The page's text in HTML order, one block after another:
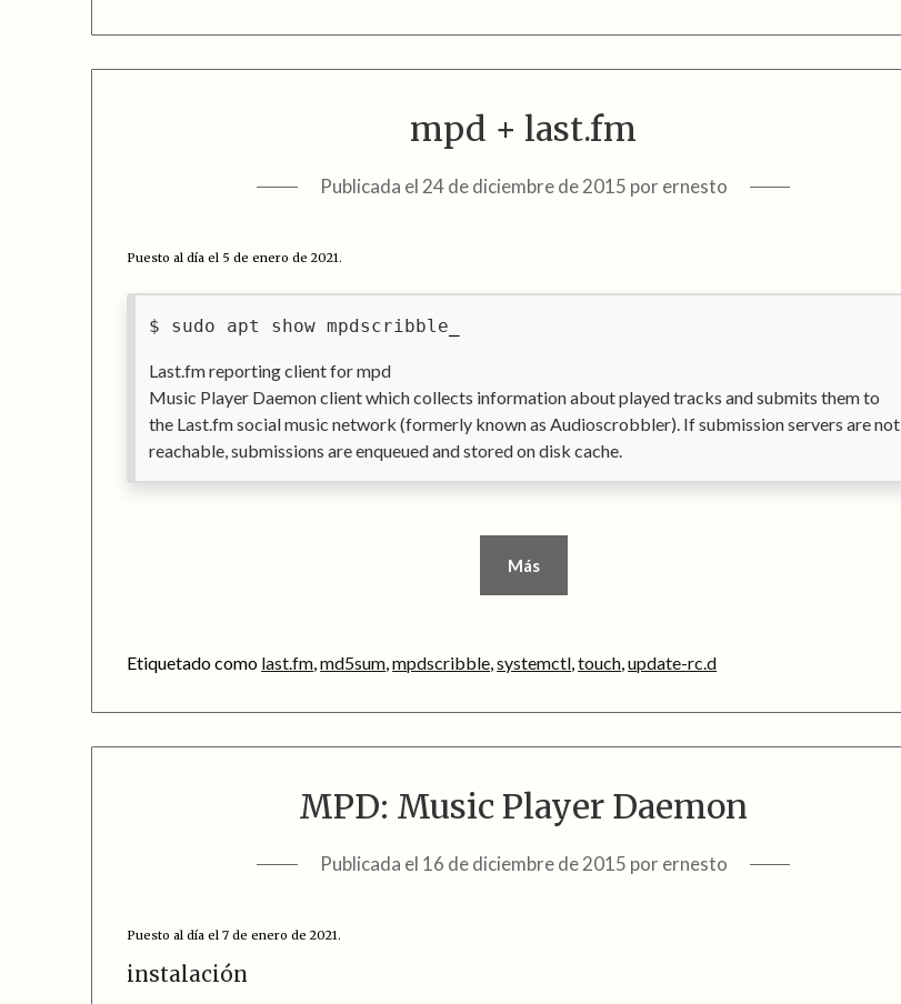
mpd + last.fm
Publicada el24 de diciembre de 2015 porernesto
Puesto al día el 5 de enero de 2021.
sudo apt show mpdscribble
Last.fm reporting client for mpd
Music Player Daemon client which collects information about played tracks and submits them to
the Last.fm social music network (formerly known as Audioscrobbler). If submission servers are not
reachable, submissions are enqueued and stored on disk cache.
Más
Etiquetado como last.fm,md5sum,mpdscribble,systemctl,touch,update-rc.d
MPD: Music Player Daemon
Publicada el 16 de diciembre de 2015 porernesto
Puesto al día el 7 de enero de 2021.
instalación